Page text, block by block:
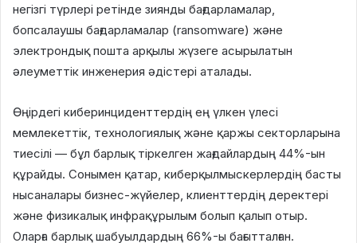
негізгі түрлері ретінде зиянды бағдарламалар,
бопсалаушы бағдарламалар (ransomware) және
электрондық пошта арқылы жүзеге асырылатын
әлеуметтік инженерия әдістері аталады.
Өңірдегі киберинциденттердің ең үлкен үлесі
мемлекеттік, технологиялық және қаржы секторларына
тиесілі — бұл барлық тіркелген жағдайлардың 44%-ын
құрайды. Сонымен қатар, киберқылмыскерлердің басты
нысаналары бизнес-жүйелер, клиенттердің деректері
және физикалық инфрақұрылым болып қалып отыр.
Оларға барлық шабуылдардың 66%-ы бағытталған.